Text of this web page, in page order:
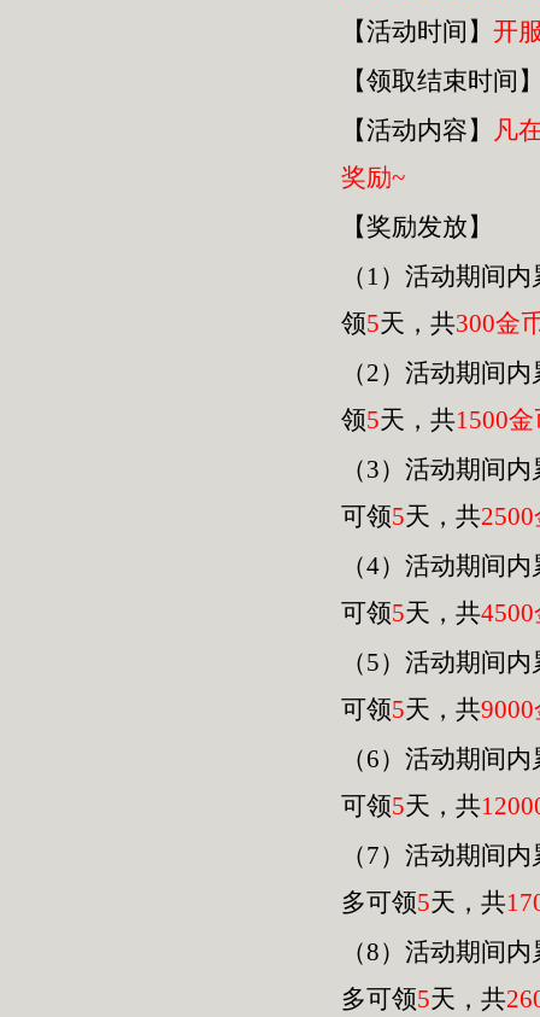
【活动时间】 开
【领取结束时间
【活动内容】
凡
奖励~
【奖励发放】
（1）活动期间
领5天，共300金
（2）活动期间
领5天，共1500金
（3）活动期间
可领5天，共2500
（4）活动期间
可领5天，共4500
（5）活动期间
可领5天，共9000
（6）活动期间
可领5天，共120
（7）活动期间
多可领5天，共
（8）活动期间
多可领5天，共